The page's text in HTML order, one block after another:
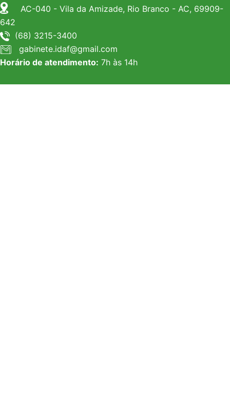
AC-040 - Vila da Amizade, Rio Branco - AC, 69909-
642
(68) 3215-3400
gabinete.idaf@gmail.com
Horário de atendimento: 7h às 14h